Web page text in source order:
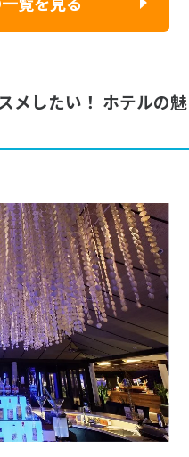
メしたい！ ホテルの魅